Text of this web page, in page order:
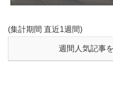
以降予定)
(集計期間 直近1週間)
週間人気記事